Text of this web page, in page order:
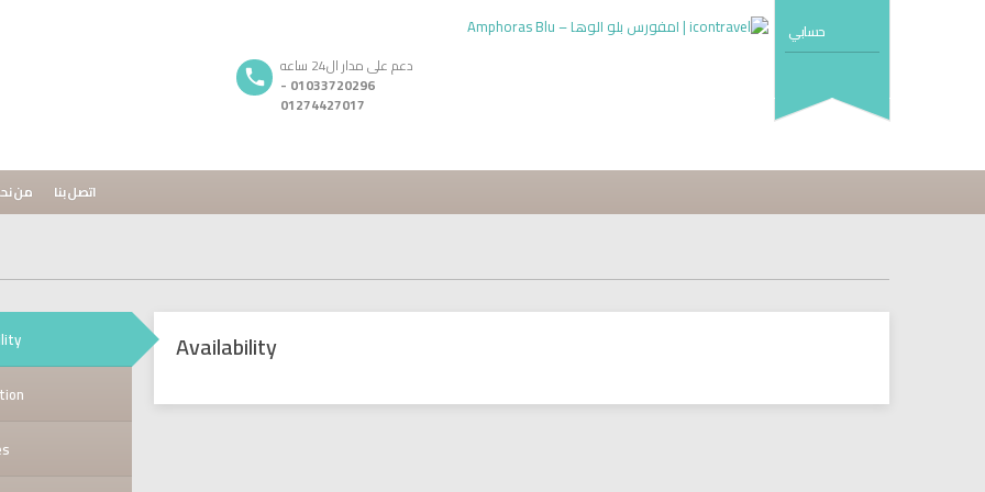
حسابي
دعم على مدار ال24 ساعه
01033720296 -
01274427017
من اتصل بنا
Availability